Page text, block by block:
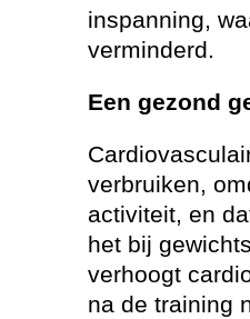
inspanning,
verminderd.
Een gezond
verbruiken,
activiteit, en
het bij
verhoogt
na de training